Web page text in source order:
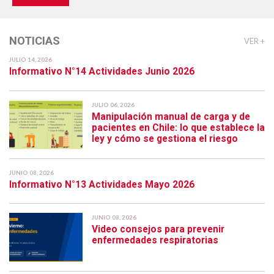
NOTICIAS VER +
JULIO 14, 2026
Informativo N°14 Actividades Junio 2026
JULIO 06, 2026
Manipulación manual de carga y de
pacientes en Chile: lo que establece la
ley y cómo se gestiona el riesgo
JUNIO 08, 2026
Informativo N°13 Actividades Mayo 2026
JUNIO 08, 2026
Video consejos para prevenir
enfermedades respiratorias